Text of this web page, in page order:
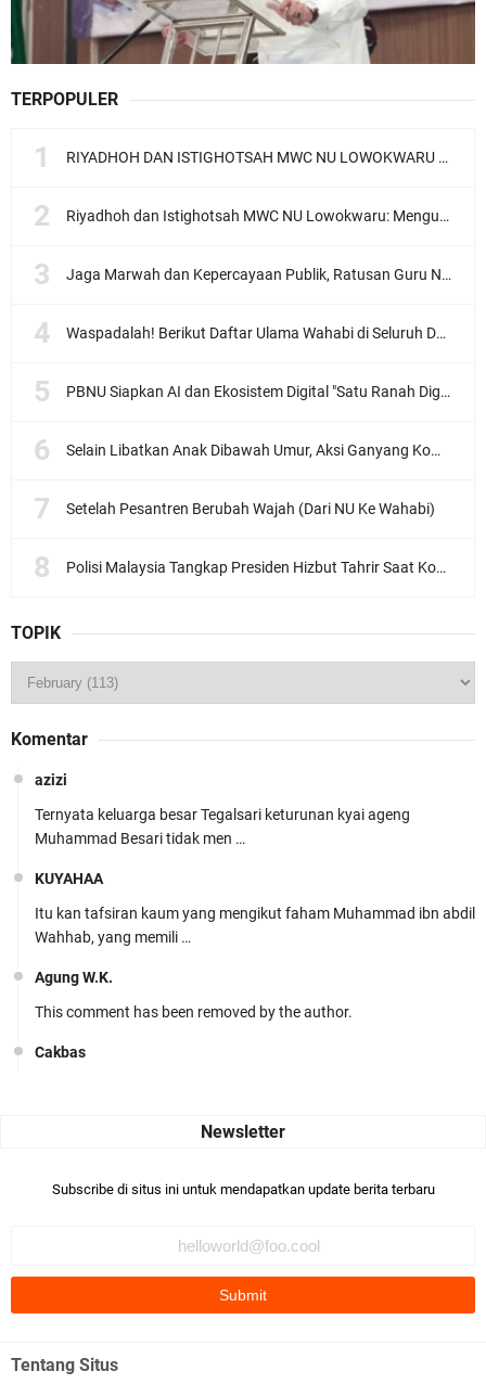
TERPOPULER
RIYADHOH DAN ISTIGHOTSAH MWC NU LOWOKWARU Menyambut Muktamar NU ke-35, Meneguhkan Sanad Laku Para Muassis
Riyadhoh dan Istighotsah MWC NU Lowokwaru: Menguatkan Doa, Menjalin Ukhuwah Menyambut Muktamar NU ke-35
Jaga Marwah dan Kepercayaan Publik, Ratusan Guru Ngaji Kota Malang Serukan Deklarasi Ramah Anak
Waspadalah! Berikut Daftar Ulama Wahabi di Seluruh Dunia dan Karya-karyanya
PBNU Siapkan AI dan Ekosistem Digital "Satu Ranah Digital untuk Ulama", Siap Diluncurkan dalam Waktu Dekat!
Selain Libatkan Anak Dibawah Umur, Aksi Ganyang Komunis Jadi Sorotan Karena Ada Narasi Halal Sembelih Orang
Setelah Pesantren Berubah Wajah (Dari NU Ke Wahabi)
Polisi Malaysia Tangkap Presiden Hizbut Tahrir Saat Konferensi Pers
TOPIK
Komentar
azizi
Ternyata keluarga besar Tegalsari keturunan kyai ageng
Muhammad Besari tidak men …
KUYAHAA
Itu kan tafsiran kaum yang mengikut faham Muhammad ibn abdil
Wahhab, yang memili …
Agung W.K.
This comment has been removed by the author.
Cakbas
Bismillaah semoga pembuat artikel Alloh berikan pemahaman yg
Ada sejumlah pertanyaan kepada Anda dan jawablah dengan
Subscribe di situs ini untuk mendapatkan update berita terbaru
Tentang Situs